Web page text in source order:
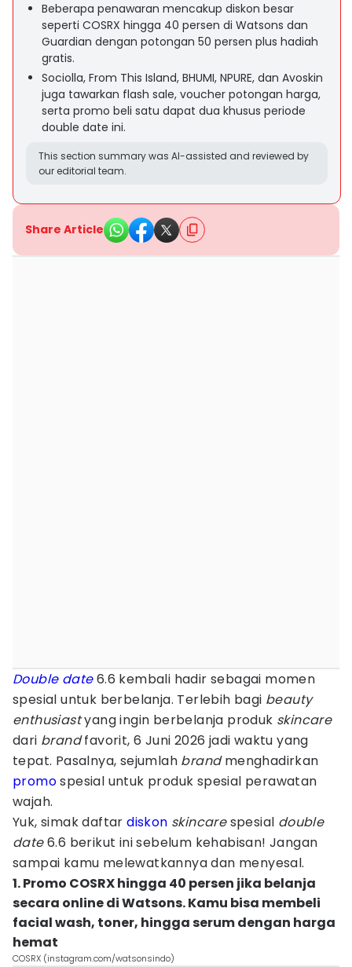
Beberapa penawaran mencakup diskon besar
seperti COSRX hingga 40 persen di Watsons dan
Guardian dengan potongan 50 persen plus hadiah
gratis.
Sociolla, From This Island, BHUMI, NPURE, dan Avoskin
juga tawarkan flash sale, voucher potongan harga,
serta promo beli satu dapat dua khusus periode
double date ini.
This section summary was AI-assisted and reviewed by
our editorial team.
Share Article
Double date6.6 kembali hadir sebagai momen
spesial untuk berbelanja. Terlebih bagi beauty
enthusiastyang ingin berbelanja produk skincare
dari brandfavorit, 6 Juni 2026 jadi waktu yang
tepat. Pasalnya, sejumlah brandmenghadirkan
promospesial untuk produk spesial perawatan
wajah.
Yuk, simak daftardiskon skincarespesial double
date6.6 berikut ini sebelum kehabisan! Jangan
sampai kamu melewatkannya dan menyesal.
1. Promo COSRX hingga 40 persen jika belanja
secara online di Watsons. Kamu bisa membeli
facial wash, toner, hingga serum dengan harga
hemat
COSRX (instagram.com/watsonsindo)